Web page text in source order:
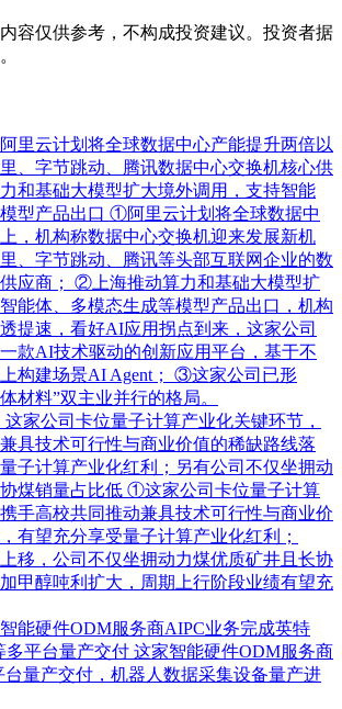
容仅供参考，不构成投资建议。投资者据
里云计划将全球数据中心产能提升两倍以
里、字节跳动、腾讯数据中心交换机核心供
和基础大模型扩大境外调用，支持智能
型产品出口 ①阿里云计划将全球数据中
，机构称数据中心交换机迎来发展新机
、字节跳动、腾讯等头部互联网企业的数
应商； ②上海推动算力和基础大模型扩
能体、多模态生成等模型产品出口，机构
提速，看好AI应用拐点到来，这家公司
款AI技术驱动的创新应用平台，基于不
构建场景AI Agent； ③这家公司已形
材料”双主业并行的格局。
这家公司卡位量子计算产业化关键环节，
具技术可行性与商业价值的稀缺路线落
子计算产业化红利；另有公司不仅坐拥动
煤销量占比低 ①这家公司卡位量子计算
手高校共同推动兼具技术可行性与商业价
有望充分享受量子计算产业化红利；
移，公司不仅坐拥动力煤优质矿井且长协
甲醇吨利扩大，周期上行阶段业绩有望充
智能硬件ODM服务商AIPC业务完成英特
平台量产交付 这家智能硬件ODM服务商
台量产交付，机器人数据采集设备量产进